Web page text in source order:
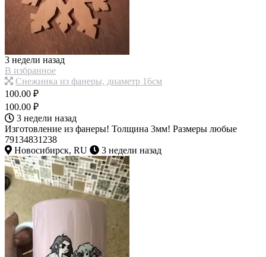
3 недели назад
В избранное
Снежинка из фанеры, диаметр 16см
100.00 ₽
100.00 ₽
3 недели назад
Изготовление из фанеры! Толщина 3мм! Размеры любые
79134831238
Новосибирск, RU
3 недели назад